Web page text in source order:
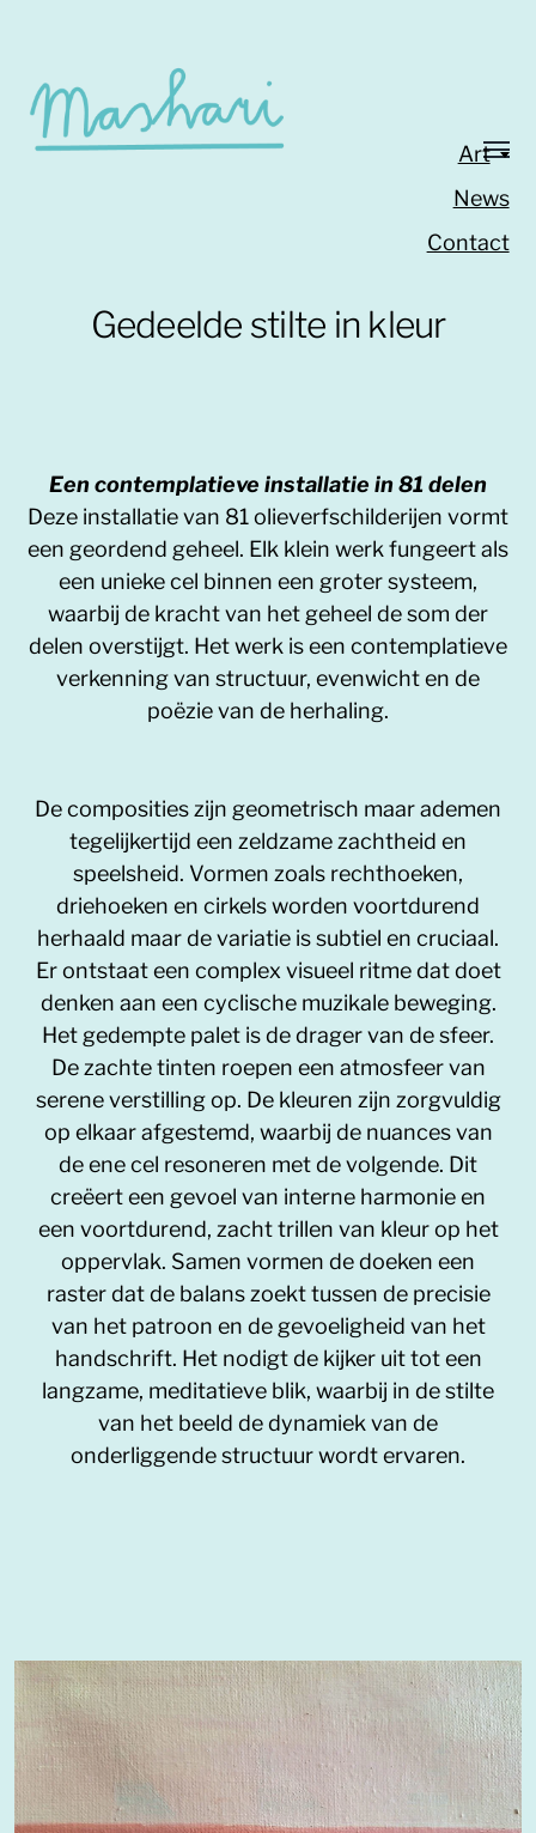
Art
News
Contact
Gedeelde stilte in kleur
Een contemplatieve installatie in 81 delen
Deze installatie van 81 olieverfschilderijen vormt
een geordend geheel. Elk klein werk fungeert als
een unieke cel binnen een groter systeem,
waarbij de kracht van het geheel de som der
delen overstijgt. Het werk is een contemplatieve
verkenning van structuur, evenwicht en de
poëzie van de herhaling.
De composities zijn geometrisch maar ademen
tegelijkertijd een zeldzame zachtheid en
speelsheid. Vormen zoals rechthoeken,
driehoeken en cirkels worden voortdurend
herhaald maar de variatie is subtiel en cruciaal.
Er ontstaat een complex visueel ritme dat doet
denken aan een cyclische muzikale beweging.
Het gedempte palet is de drager van de sfeer.
De zachte tinten roepen een atmosfeer van
serene verstilling op. De kleuren zijn zorgvuldig
op elkaar afgestemd, waarbij de nuances van
de ene cel resoneren met de volgende. Dit
creëert een gevoel van interne harmonie en
een voortdurend, zacht trillen van kleur op het
oppervlak. Samen vormen de doeken een
raster dat de balans zoekt tussen de precisie
van het patroon en de gevoeligheid van het
handschrift. Het nodigt de kijker uit tot een
langzame, meditatieve blik, waarbij in de stilte
van het beeld de dynamiek van de
onderliggende structuur wordt ervaren.